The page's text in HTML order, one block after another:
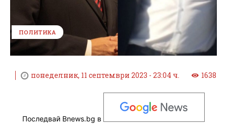
ПОЛИТИКА
понеделник, 11 септември 2023 - 23:04 ч. 1638
Последвай Bnews.bg в